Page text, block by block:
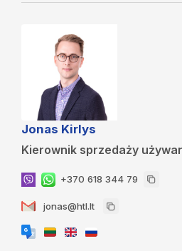
Jonas Kirlys
Kierownik sprzedaży
+370 618 344 79
jonas@htl.lt